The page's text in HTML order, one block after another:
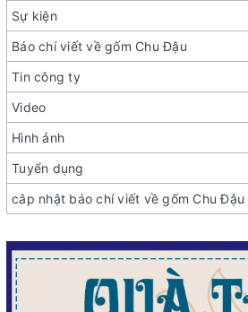
Sự kiện
Báo chí viết về gốm Chu Đậu
Tin công ty
Video
Hình ảnh
Tuyển dụng
câp nhật báo chí viết về gốm Chu Đậu